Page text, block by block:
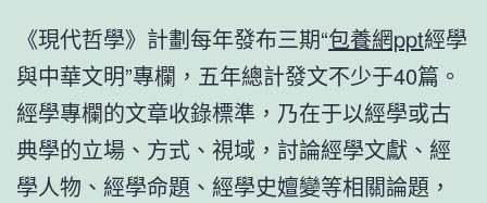
《現代哲學》計劃每年發布三期“包養網ppt經學
與中華文明”專欄，五年總計發文不少于40篇。
經學專欄的文章收錄標準，乃在于以經學或古
典學的立場、方式、視域，討論經學文獻、經
學人物、經學命題、經學史嬗變等相關論題，